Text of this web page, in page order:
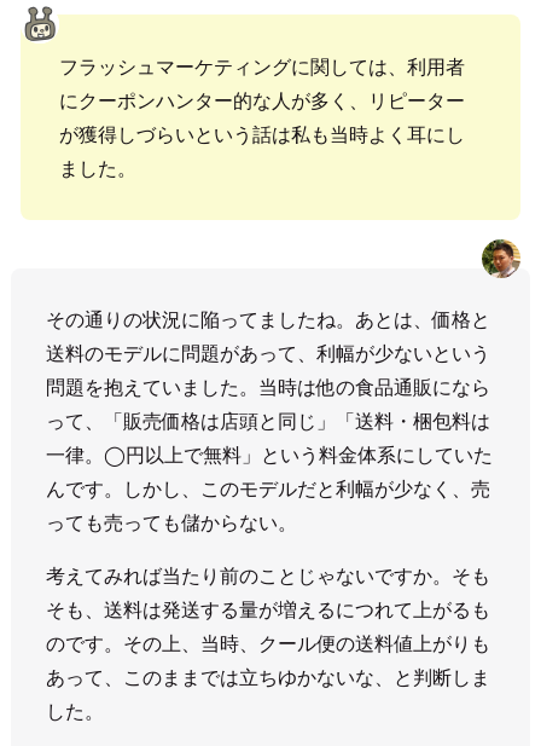
フラッシュマーケティングに関しては、利用者
にクーポンハンター的な人が多く、リピーター
が獲得しづらいという話は私も当時よく耳にし
ました。
その通りの状況に陥ってましたね。あとは、価格と
送料のモデルに問題があって、利幅が少ないという
問題を抱えていました。当時は他の食品通販になら
って、「販売価格は店頭と同じ」「送料・梱包料は
一律。◯円以上で無料」という料金体系にしていた
んです。しかし、このモデルだと利幅が少なく、売
っても売っても儲からない。
考えてみれば当たり前のことじゃないですか。そも
そも、送料は発送する量が増えるにつれて上がるも
のです。その上、当時、クール便の送料値上がりも
あって、このままでは立ちゆかないな、と判断しま
した。